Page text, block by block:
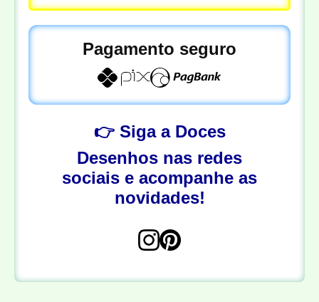
Pagamento seguro
👉 Siga a Doces
Desenhos nas redes
sociais e acompanhe as
novidades!